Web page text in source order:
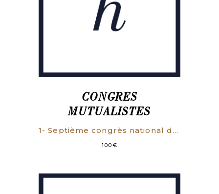
CONGRES
MUTUALISTES
1- Septième congrès national des sociétés de secours mutuels de prévoyance & de retraites tenu à Limoges du 19 au 24 août 1901 sous la présidence de M. Guillaume Borde. Compte rendu des travaux. Limoges, Imp. Depert, 1902, viii, 732 p. 2- Huitième congrès national des sociétés de secours mutuels de Prévoyance et de Retraites tenu à Nantes du 16 au 21 mai 1904 sous la présidence de M. Gabriel Guist’hau. Compte rendu des travaux. Nantes, Imp. Ouvrière, 1905. xv, 624 p., qqs rouss.
100€